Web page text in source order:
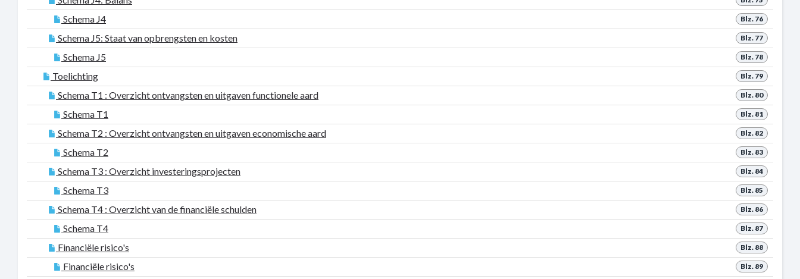
Blz. 76
Schema J4
Blz. 77
Schema J5: Staat van opbrengsten en kosten
Blz. 78
Schema J5
Blz. 79
Toelichting
Blz. 80
Schema T1 : Overzicht ontvangsten en uitgaven functionele aard
Blz. 81
Schema T1
Blz. 82
Schema T2 : Overzicht ontvangsten en uitgaven economische aard
Blz. 83
Schema T2
Blz. 84
Schema T3 : Overzicht investeringsprojecten
Blz. 85
Schema T3
Blz. 86
Schema T4 : Overzicht van de financiële schulden
Blz. 87
Schema T4
Blz. 88
Financiële risico's
Blz. 89
Financiële risico's